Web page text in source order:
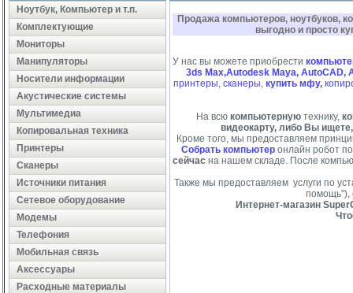
Ноутбук, Компьютер и т.п.
Комплектующие
Мониторы
Манипуляторы
Носители информации
Акустические системы
Мультимедиа
Копировальная техника
Принтеры
Сканеры
Источники питания
Сетевое оборудование
Модемы
Телефония
Мобильная связь
Аксессуары
Расходные материалы
Продажа компьютеров, ноутбуков,
выгодно и просто
У нас вы можете приобрести
3ds Max,Autodesk Maya, AutoCAD,
принтеры, сканеры, купить мфу,
На всю компьютерную технику,
видеокарту, либо Вы
Кроме того, мы предоставляем
Собрать компьютеронлайн робот
сейчас на нашем складе. После
Также мы предоставляем услуги по
помощь"),
Интернет-магазин